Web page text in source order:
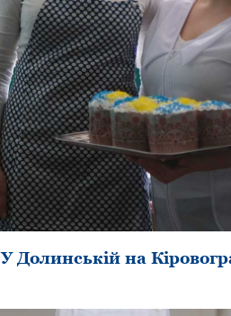
У Долинській на